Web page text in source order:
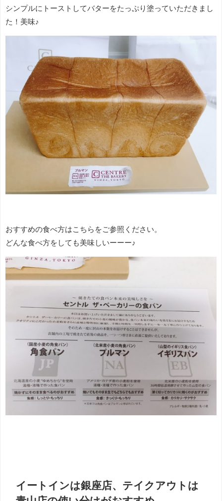
シンプルにトーストしてバターをたっぷり塗っていただきまし
た！美味♪
おすすめの食べ方はこちらをご参照ください。
どんな食べ方をしても美味しいーーー♪
イートインは銀座店、テイクアウトは